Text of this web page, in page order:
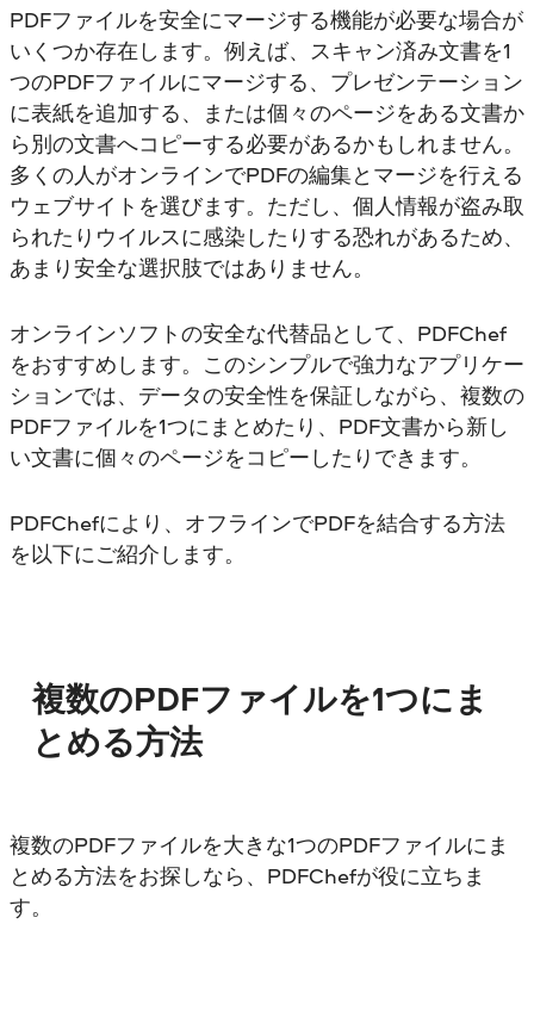
PDFファイルを安全にマージする機能が必要な場合が
いくつか存在します。例えば、スキャン済み文書を1
つのPDFファイルにマージする、プレゼンテーション
に表紙を追加する、または個々のページをある文書か
ら別の文書へコピーする必要があるかもしれません。
多くの人がオンラインでPDFの編集とマージを行える
ウェブサイトを選びます。ただし、個人情報が盗み取
られたりウイルスに感染したりする恐れがあるため、
あまり安全な選択肢ではありません。
オンラインソフトの安全な代替品として、PDFChef
をおすすめします。このシンプルで強力なアプリケー
ションでは、データの安全性を保証しながら、複数の
PDFファイルを1つにまとめたり、PDF文書から新し
い文書に個々のページをコピーしたりできます。
PDFChefにより、オフラインでPDFを結合する方法
を以下にご紹介します。
複数のPDFファイルを1つにま
とめる方法
複数のPDFファイルを大きな1つのPDFファイルにま
とめる方法をお探しなら、PDFChefが役に立ちま
す。